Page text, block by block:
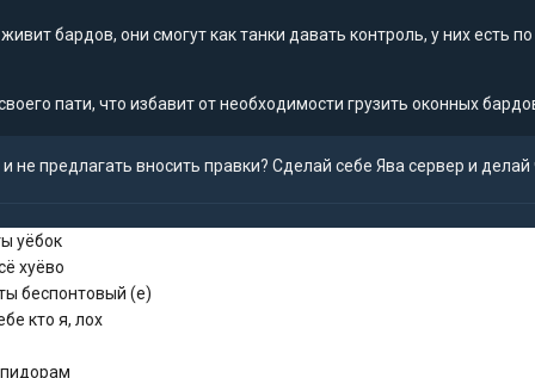
бардов, они смогут как танки давать контроль, у них есть
пати, что избавит от необходимости грузить оконных
не предлагать вносить правки? Сделай себе Ява сервер и
уёбок
хуёво
беспонтовый (е)
кто я, лох